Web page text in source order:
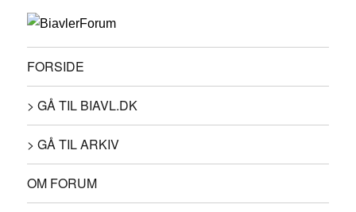
FORSIDE
> GÅ TIL BIAVL.DK
> GÅ TIL ARKIV
OM FORUM